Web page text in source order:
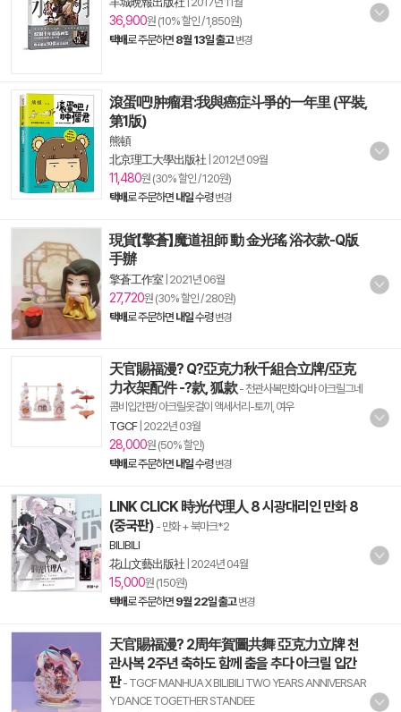
36,900원 (10% 할인 / 1,850원)
택배로 주문하면 8월 13일 출고 변경
滾蛋吧!肿瘤君:我與癌症斗爭的一年里 (平裝,
第1版)
熊頓
北京理工大學出版社 2012년 09월
11,480원 (30% 할인 / 120원)
택배로 주문하면 내일수령 변경
現貨【擎蒼】魔道祖師 動 金光瑤 浴衣款-Q版
手辦
擎蒼工作室 2021년 06월
27,720원 (30% 할인 / 280원)
택배로 주문하면 내일수령 변경
天官賜福漫? Q?亞克力秋千組合立牌/亞克
力衣架配件 -?款, 狐款- 천관사복만화Q바 아크릴그네
콤비입간판/ 아크릴옷걸이 액세서리-토끼, 여우
TGCF| 2022년 03월
28,000원 (50% 할인)
택배로 주문하면 내일수령 변경
LINK CLICK 時光代理人 8 시광대리인 만화 8
(중국판) - 만화 + 북마크*2
BILIBILI
花山文藝出版社 2024년 04월
15,000원 (150원)
택배로 주문하면 9월 22일 출고 변경
天官賜福漫? 2周年賀圖共舞 亞克力立牌 천
관사복 2주년 축하도 함께 춤을 추다 아크릴 입간
판- TGCF MANHUA X BILIBILI TWO YEARS ANNIVERSAR
Y DANCE TOGETHER STANDEE